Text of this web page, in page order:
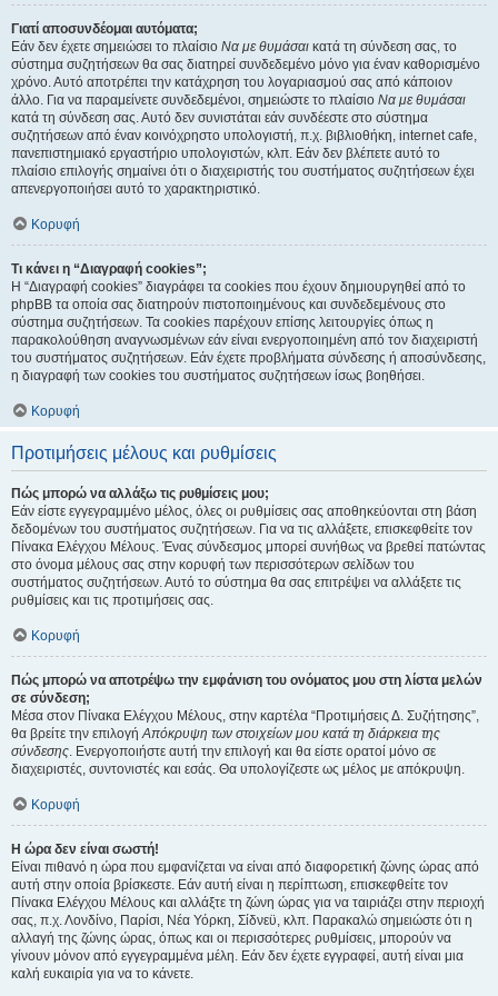
Γιατί αποσυνδέομαι αυτόματα;
Εάν δεν έχετε σημειώσει το πλαίσιο Να με θυμάσαι κατά τη σύνδεση σας, το
σύστημα συζητήσεων θα σας διατηρεί συνδεδεμένο μόνο για έναν καθορισμένο
χρόνο. Αυτό αποτρέπει την κατάχρηση του λογαριασμού σας από κάποιον
άλλο. Για να παραμείνετε συνδεδεμένοι, σημειώστε το πλαίσιο Να με θυμάσαι
κατά τη σύνδεση σας. Αυτό δεν συνιστάται εάν συνδέεστε στο σύστημα
συζητήσεων από έναν κοινόχρηστο υπολογιστή, π.χ. βιβλιοθήκη, internet cafe,
πανεπιστημιακό εργαστήριο υπολογιστών, κλπ. Εάν δεν βλέπετε αυτό το
πλαίσιο επιλογής σημαίνει ότι ο διαχειριστής του συστήματος συζητήσεων έχει
απενεργοποιήσει αυτό το χαρακτηριστικό.
Κορυφή
Τι κάνει η “Διαγραφή cookies”;
Η “Διαγραφή cookies” διαγράφει τα cookies που έχουν δημιουργηθεί από το
phpBB τα οποία σας διατηρούν πιστοποιημένους και συνδεδεμένους στο
σύστημα συζητήσεων. Τα cookies παρέχουν επίσης λειτουργίες όπως η
παρακολούθηση αναγνωσμένων εάν είναι ενεργοποιημένη από τον διαχειριστή
του συστήματος συζητήσεων. Εάν έχετε προβλήματα σύνδεσης ή αποσύνδεσης,
η διαγραφή των cookies του συστήματος συζητήσεων ίσως βοηθήσει.
Κορυφή
Προτιμήσεις μέλους και ρυθμίσεις
Πώς μπορώ να αλλάξω τις ρυθμίσεις μου;
Εάν είστε εγγεγραμμένο μέλος, όλες οι ρυθμίσεις σας αποθηκεύονται στη βάση
δεδομένων του συστήματος συζητήσεων. Για να τις αλλάξετε, επισκεφθείτε τον
Πίνακα Ελέγχου Μέλους. Ένας σύνδεσμος μπορεί συνήθως να βρεθεί πατώντας
στο όνομα μέλους σας στην κορυφή των περισσότερων σελίδων του
συστήματος συζητήσεων. Αυτό το σύστημα θα σας επιτρέψει να αλλάξετε τις
ρυθμίσεις και τις προτιμήσεις σας.
Κορυφή
Πώς μπορώ να αποτρέψω την εμφάνιση του ονόματος μου στη λίστα μελών
σε σύνδεση;
Μέσα στον Πίνακα Ελέγχου Μέλους, στην καρτέλα “Προτιμήσεις Δ. Συζήτησης”,
θα βρείτε την επιλογήΑπόκρυψη των στοιχείων μου κατά τη διάρκεια της
σύνδεσης. Ενεργοποιήστε αυτή την επιλογή και θα είστε ορατοί μόνο σε
διαχειριστές, συντονιστές και εσάς. Θα υπολογίζεστε ως μέλος με απόκρυψη.
Κορυφή
Η ώρα δεν είναι σωστή!
Είναι πιθανό η ώρα που εμφανίζεται να είναι από διαφορετική ζώνης ώρας από
αυτή στην οποία βρίσκεστε. Εάν αυτή είναι η περίπτωση, επισκεφθείτε τον
Πίνακα Ελέγχου Μέλους και αλλάξτε τη ζώνη ώρας για να ταιριάζει στην περιοχή
σας, π.χ. Λονδίνο, Παρίσι, Νέα Υόρκη, Σίδνεϋ, κλπ. Παρακαλώ σημειώστε ότι η
αλλαγή της ζώνης ώρας, όπως και οι περισσότερες ρυθμίσεις, μπορούν να
γίνουν μόνον από εγγεγραμμένα μέλη. Εάν δεν έχετε εγγραφεί, αυτή είναι μια
καλή ευκαιρία για να το κάνετε.